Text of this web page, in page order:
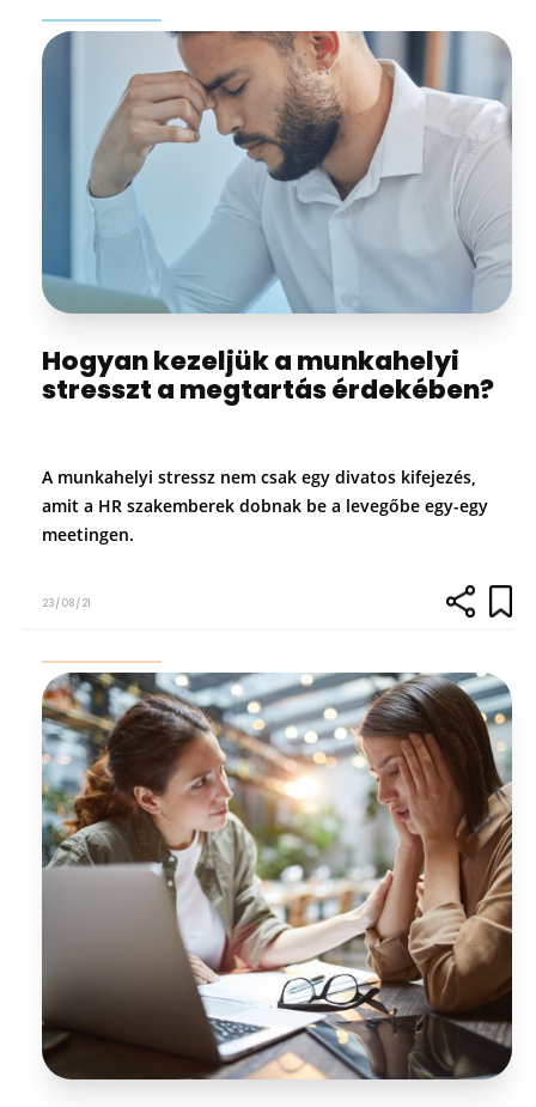
Hogyan kezeljük a munkahelyi
stresszt a megtartás érdekében?
A munkahelyi stressz nem csak egy divatos kifejezés,
amit a HR szakemberek dobnak be a levegőbe egy-egy
meetingen.
23/08/21